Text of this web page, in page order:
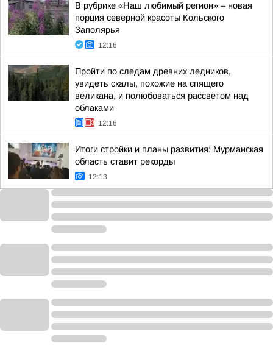
В рубрике «Наш любимый регион» – новая
порция северной красоты Кольского
Заполярья
12:16
Пройти по следам древних ледников,
увидеть скалы, похожие на спящего
великана, и полюбоваться рассветом над
облаками
12:16
Итоги стройки и планы развития: Мурманская
область ставит рекорды
12:13